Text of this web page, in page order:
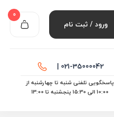
ورود / ثبت نام
0
021-35000042 |
پاسخگویی تلفنی شنبه تا چهارشنبه از
10:00 الی ۱۵:30 پنجشنبه تا 13:00